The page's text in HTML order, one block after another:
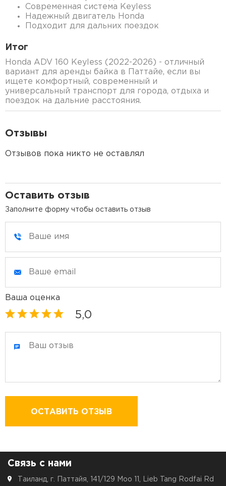
Современная система Keyless
Надежный двигатель Honda
Подходит для дальних поездок
Итог
Honda ADV 160 Keyless (2022-2026) - отличный
вариант для аренды байка в Паттайе, если вы
ищете комфортный, современный и
универсальный транспорт для города, отдыха и
поездок на дальние расстояния.
Отзывы
Отзывов пока никто не оставлял
Оставить отзыв
Заполните форму чтобы оставить отзыв
Ваша оценка
5,0
ОСТАВИТЬ ОТЗЫВ
Связь с нами
Таиланд, г. Паттайя, 141/129 Moo 11, Lieb Tang Rodfai Rd